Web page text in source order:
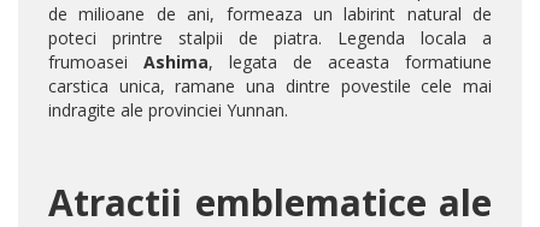
de milioane de ani, formeaza un labirint natural de
poteci printre stalpii de piatra. Legenda locala a
frumoasei Ashima, legata de aceasta formatiune
carstica unica, ramane una dintre povestile cele mai
indragite ale provinciei Yunnan.
Atractii emblematice ale